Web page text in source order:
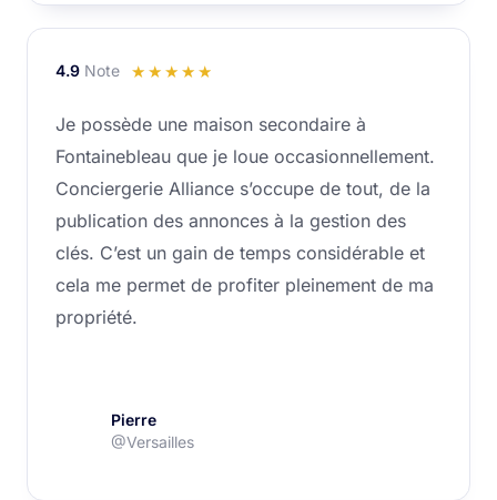
4.9 Note ☆ ☆ ☆ ☆ ☆
sur
5
Je possède une maison secondaire à
Fontainebleau que je loue occasionnellement.
Conciergerie Alliance s’occupe de tout, de la
publication des annonces à la gestion des
clés. C’est un gain de temps considérable et
cela me permet de profiter pleinement de ma
propriété.
Pierre
@Versailles